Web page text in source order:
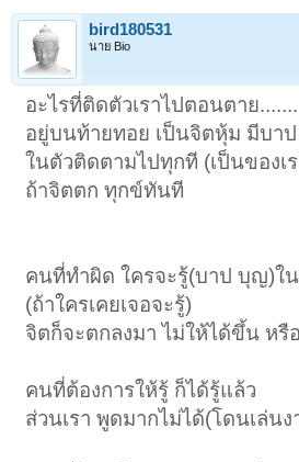
bird180531
นาย Bio
อะไรที่ติดตัวเราไปตอนตาย.......
อยู่บนท้ายทอย เป็นจิตหุ้ม มีบา
ในตัวติดตามไปทุกที (เป็นของเ
ถ้าจิตตก ทุกข์ทันที
คนที่ทำผิด ใครจะรู้(บาป บุญ)ใ
(ถ้าใครเคยเจอจะรู้)
จิตก็จะตกลงมา ไม่ให้ได้ขึ้น หรื
คนที่ต้องการให้รู้ ก็ได้รู้แล้ว
ส่วนเรา พูดมากไม่ได้(โดนเล่น